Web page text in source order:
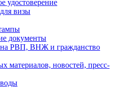
удостоверение
визы
документы
РВП, ВНЖ и гражданство
материалов, новостей, пресс-